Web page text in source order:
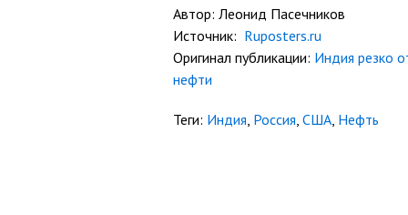
Автор: Леонид Пасечников
Источник: Ruposters.ru
Оригинал публикации: Индия резко
нефти
Теги: Индия, Россия, США, Нефть